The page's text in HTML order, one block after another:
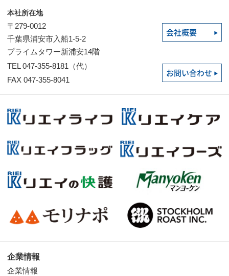
本社所在地
〒279-0012
千葉県浦安市入船1-5-2
プライムタワー新浦安14階
会社概要
TEL 047-355-8181（代）
FAX 047-355-8041
お問い合わせ
企業情報
企業情報